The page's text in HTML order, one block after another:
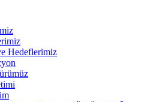
Hedeflerimiz